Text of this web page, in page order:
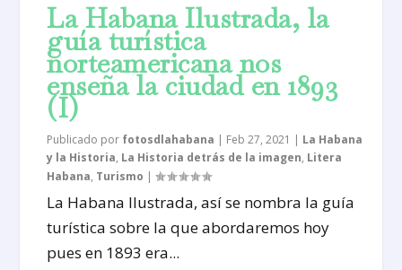
La Habana Ilustrada, la
guía turística
norteamericana nos
enseña la ciudad en 1893
(I)
Publicado por fotosdlahabana | Feb 27, 2021 | La Habana
y la Historia, La Historia detrás de la imagen, Litera
Habana, Turismo |
La Habana Ilustrada, así se nombra la guía
turística sobre la que abordaremos hoy
pues en 1893 era...